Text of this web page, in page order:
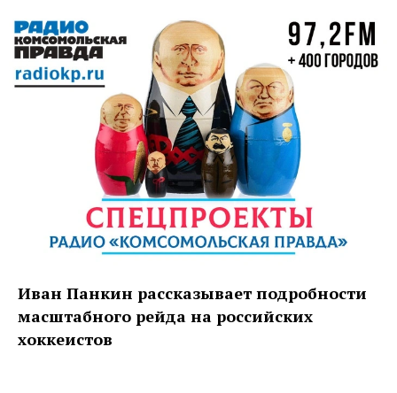
Иван Панкин рассказывает подробности
масштабного рейда на российских
хоккеистов